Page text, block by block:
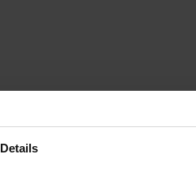
Details